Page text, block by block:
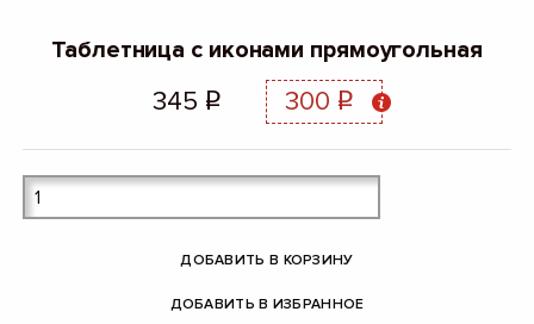
Таблетница с иконами прямоугольная
345 q 300 q
ДОБАВИТЬ В КОРЗИНУ
ДОБАВИТЬ В ИЗБРАННОЕ